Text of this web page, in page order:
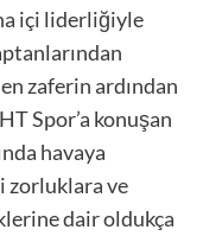
içi liderliğiyle
zaferin ardından
Spor’a konuşan
havaya
zorluklara ve
dair oldukça